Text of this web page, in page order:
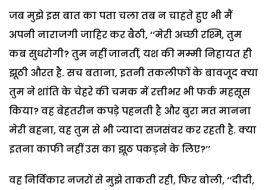
जब मुझे इस बात का पता चला तब न चाहते हुए भी मैं
अपनी नाराजगी जाहिर कर बैठी, ‘‘मेरी अच्छी रश्मि, तुम
कब सुधरोगी? तुम नहीं जानतीं, यश की मम्मी निहायत ही
झूठी औरत है. सच बताना, इतनी तकलीफों के बावजूद क्या
तुम ने शांति के चेहरे की चमक में रत्तीभर भी फर्क महसूस
किया? वह बेहतरीन कपड़े पहनती है और बुरा मत मानना
मेरी बहना, वह तुम से भी ज्यादा सजसंवर कर रहती है. क्या
इतना काफी नहीं उस का झूठ पकड़ने के लिए?’’
वह निर्विकार नजरों से मुझे ताकती रही, फिर बोली, ‘‘दीदी,